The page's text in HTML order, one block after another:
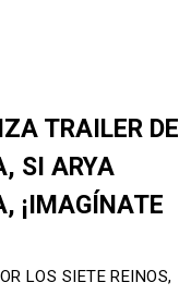
TRAILER DE
SI ARYA
¡IMAGÍNATE
LOS SIETE REINOS,